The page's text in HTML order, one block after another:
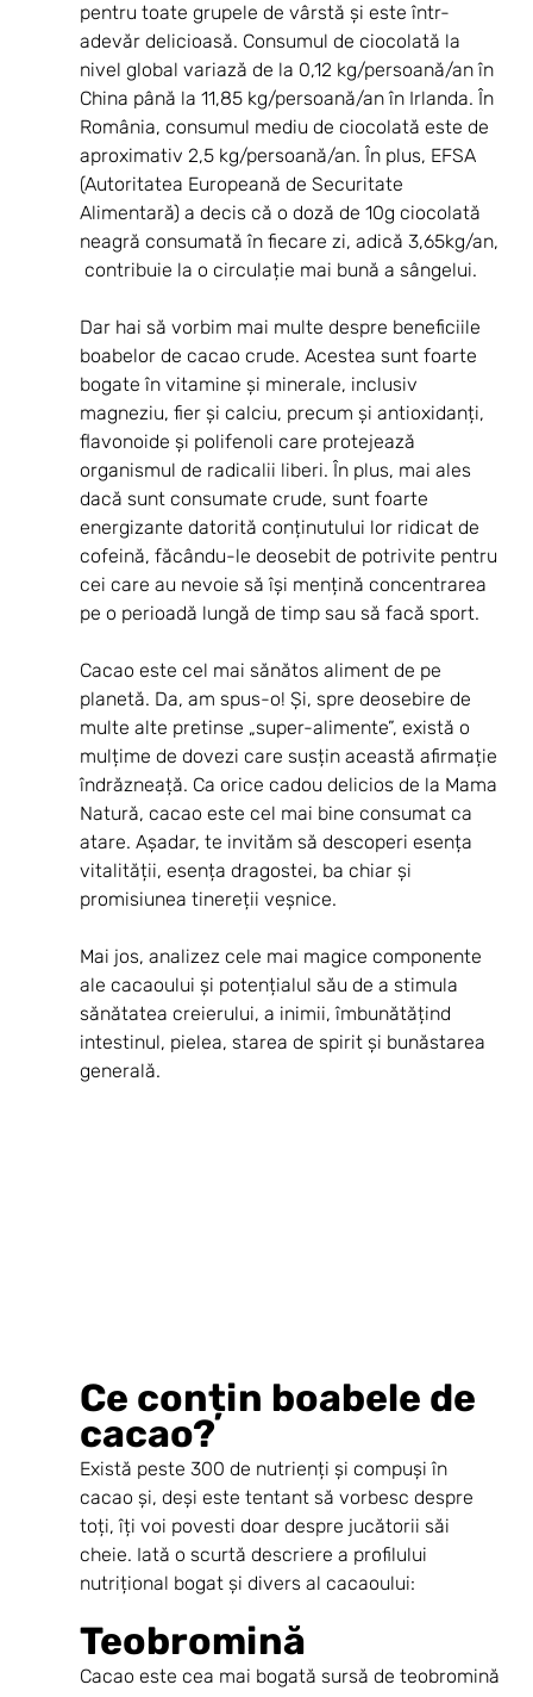
pentru toate grupele de vârstă și este într-
adevăr delicioasă. Consumul de ciocolată la
nivel global variază de la 0,12 kg/persoană/an în
China până la 11,85 kg/persoană/an în Irlanda. În
România, consumul mediu de ciocolată este de
aproximativ 2,5 kg/persoană/an. În plus, EFSA
(Autoritatea Europeană de Securitate
Alimentară) a decis că o doză de 10g ciocolată
neagră consumată în fiecare zi, adică 3,65kg/an,
contribuie la o circulație mai bună a sângelui.
Dar hai să vorbim mai multe despre beneficiile
boabelor de cacao crude. Acestea sunt foarte
bogate în vitamine și minerale, inclusiv
magneziu, fier și calciu, precum și antioxidanți,
flavonoide și polifenoli care protejează
organismul de radicalii liberi. În plus, mai ales
dacă sunt consumate crude, sunt foarte
energizante datorită conținutului lor ridicat de
cofeină, făcându-le deosebit de potrivite pentru
cei care au nevoie să își mențină concentrarea
pe o perioadă lungă de timp sau să facă sport.
Cacao este cel mai sănătos aliment de pe
planetă. Da, am spus-o! Și, spre deosebire de
multe alte pretinse „super-alimente”, există o
mulțime de dovezi care susțin această afirmație
îndrăzneață. Ca orice cadou delicios de la Mama
Natură, cacao este cel mai bine consumat ca
atare. Așadar, te invităm să descoperi esența
vitalității, esența dragostei, ba chiar și
promisiunea tinereții veșnice.
Mai jos, analizez cele mai magice componente
ale cacaoului și potențialul său de a stimula
sănătatea creierului, a inimii, îmbunătățind
intestinul, pielea, starea de spirit și bunăstarea
generală.
Ce conțin boabele de
cacao?
Există peste 300 de nutrienți și compuși în
cacao și, deși este tentant să vorbesc despre
toți, îți voi povesti doar despre jucătorii săi
cheie. Iată o scurtă descriere a profilului
nutrițional bogat și divers al cacaoului:
Teobromină
Cacao este cea mai bogată sursă de teobromină